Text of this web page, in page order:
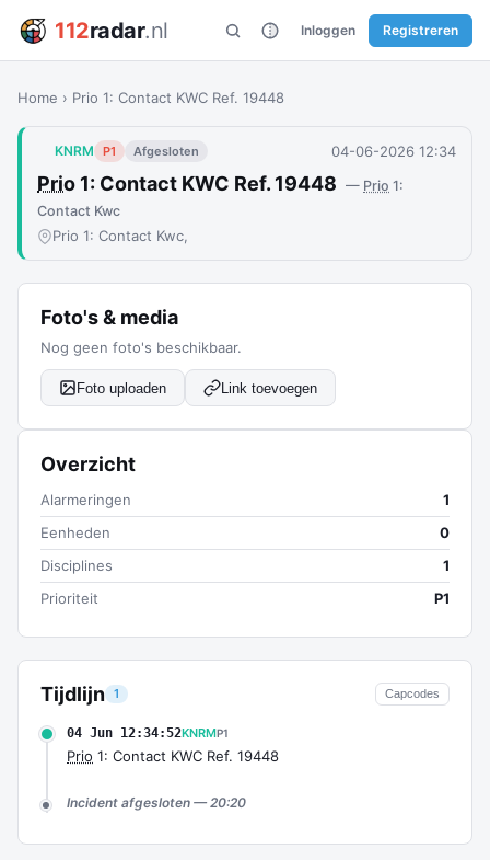
112radar.nl Inloggen Registreren
Home › Prio 1: Contact KWC Ref. 19448
KNRM P1 Afgesloten 04-06-2026 12:34
Prio 1: Contact KWC Ref. 19448 — Prio 1:
Contact Kwc
Prio 1: Contact Kwc,
Tijdlijn 1 Capcodes
04 Jun 12:34:52KNRMP1
Prio 1: Contact KWC Ref. 19448
Incident afgesloten — 20:20
Foto's & media
Nog geen foto's beschikbaar.
Foto uploaden Link toevoegen
Overzicht
Alarmeringen
1
Eenheden
0
Disciplines
1
Prioriteit
P1